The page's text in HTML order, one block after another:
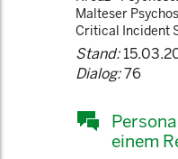
Malteser
Critical Incident
Stand:
Dialog:76
einem